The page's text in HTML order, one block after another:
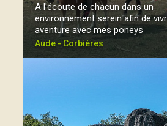
A l'écoute de chacun dans un
environnement serein afin de
aventure avec mes poneys
Aude - Corbières